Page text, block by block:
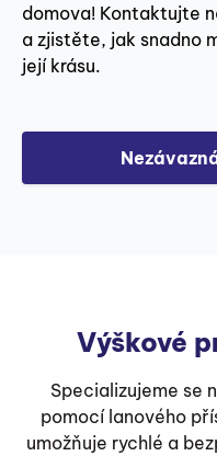
domova! Kontaktujte
a zjistěte, jak snadno
její krásu.
Výškové
Specializujeme se
pomocí lanového
umožňuje rychlé a